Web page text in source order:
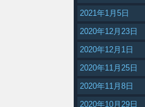
2021年1月5日
2020年12月23日
2020年12月1日
2020年11月25日
2020年11月8日
2020年10月29日